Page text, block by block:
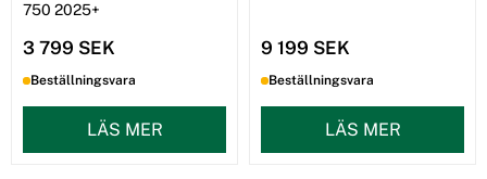
750 2025+
3 799 SEK
Beställningsvara
LÄS MER
9 199 SEK
Beställningsvara
LÄS MER